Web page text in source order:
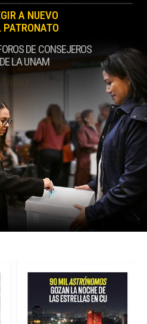
A NUEVO
PATRONATO
DE CONSEJEROS
LA UNAM